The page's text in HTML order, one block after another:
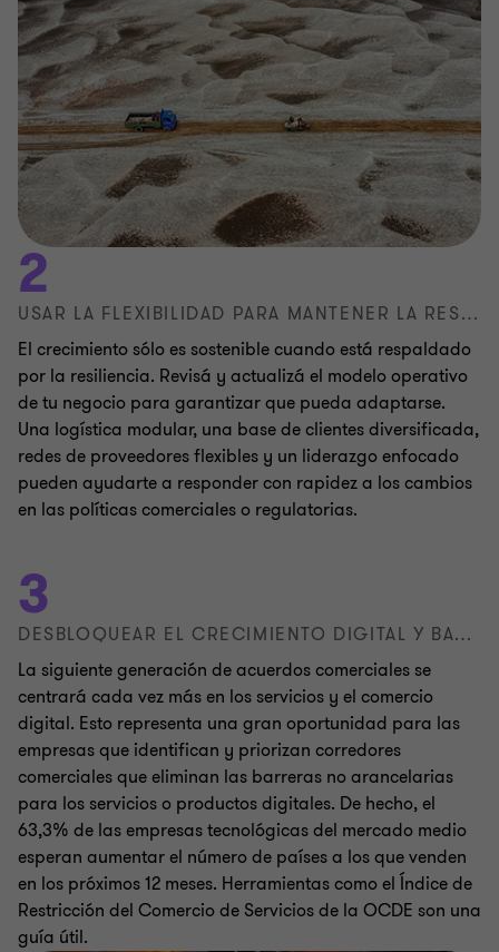
2
USAR LA FLEXIBILIDAD PARA MANTENER LA RESILIENCIA
El crecimiento sólo es sostenible cuando está respaldado
por la resiliencia. Revisá y actualizá el modelo operativo
de tu negocio para garantizar que pueda adaptarse.
Una logística modular, una base de clientes diversificada,
redes de proveedores flexibles y un liderazgo enfocado
pueden ayudarte a responder con rapidez a los cambios
en las políticas comerciales o regulatorias.
3
DESBLOQUEAR EL CRECIMIENTO DIGITAL Y BASADO EN SERVICIOS
La siguiente generación de acuerdos comerciales se
centrará cada vez más en los servicios y el comercio
digital. Esto representa una gran oportunidad para las
empresas que identifican y priorizan corredores
comerciales que eliminan las barreras no arancelarias
para los servicios o productos digitales. De hecho, el
63,3% de las empresas tecnológicas del mercado medio
esperan aumentar el número de países a los que venden
en los próximos 12 meses. Herramientas como el Índice de
Restricción del Comercio de Servicios de la OCDE son una
guía útil.